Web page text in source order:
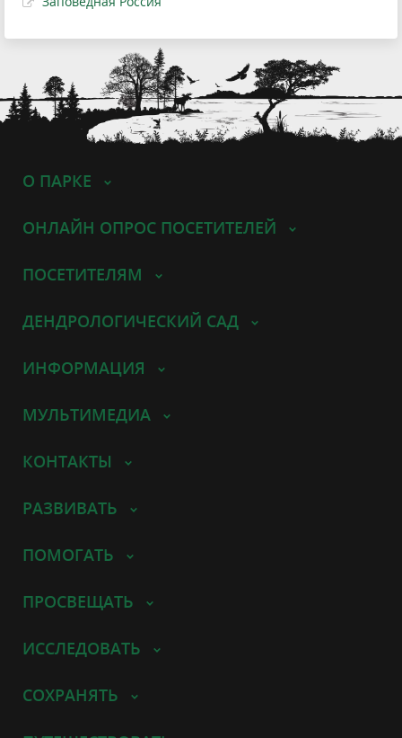
О ПАРКЕ
ОНЛАЙН ОПРОС ПОСЕТИТЕЛЕЙ
ПОСЕТИТЕЛЯМ
ДЕНДРОЛОГИЧЕСКИЙ САД
ИНФОРМАЦИЯ
МУЛЬТИМЕДИА
КОНТАКТЫ
РАЗВИВАТЬ
ПОМОГАТЬ
ПРОСВЕЩАТЬ
ИССЛЕДОВАТЬ
СОХРАНЯТЬ